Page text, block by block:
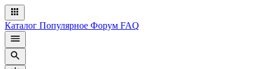
Каталог Популярное Форум FAQ